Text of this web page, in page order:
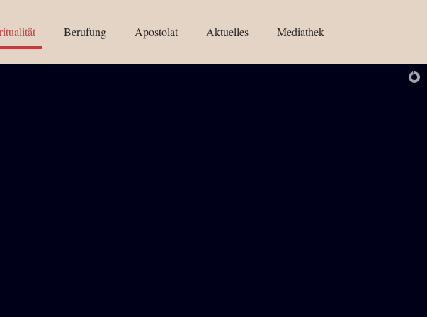
Berufung Apostolat Aktuelles Mediathek